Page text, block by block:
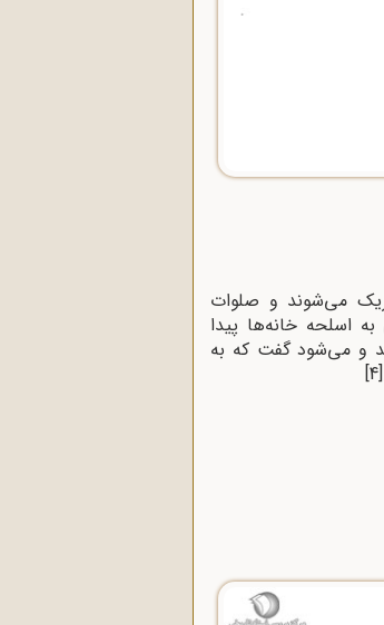
می‌شوند و صلوات
اسلحه خانه‌ها پیدا
و می‌شود گفت که به
[4]